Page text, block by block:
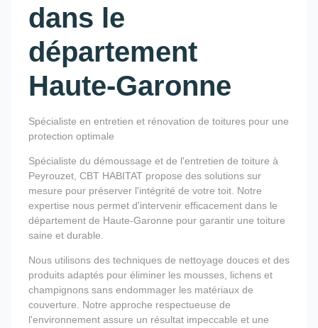
dans le
département
Haute-Garonne
Spécialiste en entretien et rénovation de toitures pour une
protection optimale
Spécialiste du démoussage et de l'entretien de toiture à
Peyrouzet, CBT HABITAT propose des solutions sur
mesure pour préserver l'intégrité de votre toit. Notre
expertise nous permet d'intervenir efficacement dans le
département de Haute-Garonne pour garantir une toiture
saine et durable.
Nous utilisons des techniques de nettoyage douces et des
produits adaptés pour éliminer les mousses, lichens et
champignons sans endommager les matériaux de
couverture. Notre approche respectueuse de
l'environnement assure un résultat impeccable et une